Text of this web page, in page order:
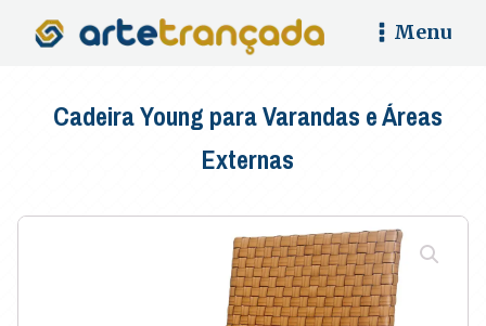
Menu
Cadeira Young para Varandas e Áreas
Externas